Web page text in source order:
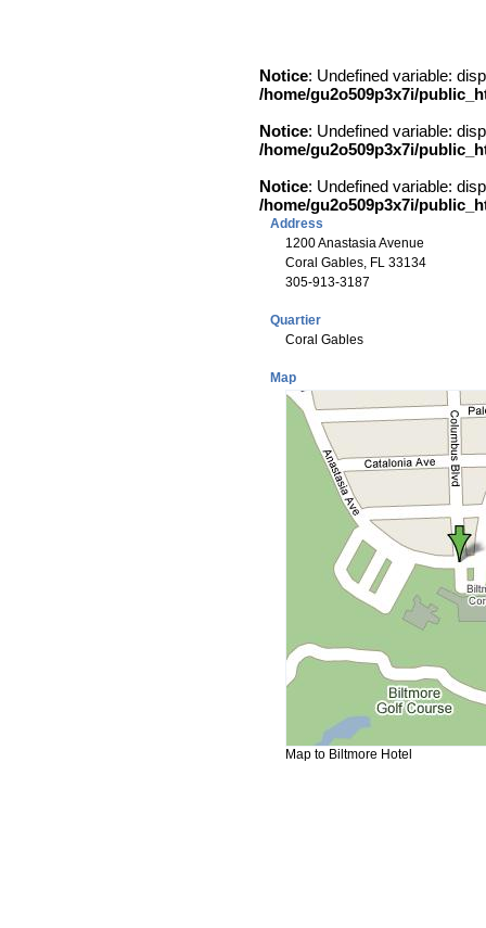
Notice: Undefined variable:
/home/gu2o509p3x7i/
Notice: Undefined variable:
/home/gu2o509p3x7i/
Notice: Undefined variable:
/home/gu2o509p3x7i/
Address
1200 Anastasia Avenue
Coral Gables, FL 33134
305-913-3187
Quartier
Coral Gables
Map
Map to Biltmore Hotel